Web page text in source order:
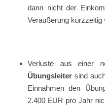
dann nicht der
Veräußerung kurzzeitig
Verluste aus einer
Übungsleitersind
Einnahmen den
2.400 EUR pro Jahr